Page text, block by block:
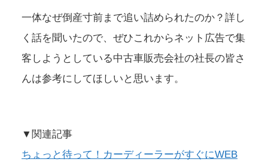
一体なぜ倒産寸前まで追い詰められたのか？詳し
く話を聞いたので、ぜひこれからネット広告で集
客しようとしている中古車販売会社の社長の皆さ
んは参考にしてほしいと思います。
▼関連記事
ちょっと待って！カーディーラーがすぐにWEB